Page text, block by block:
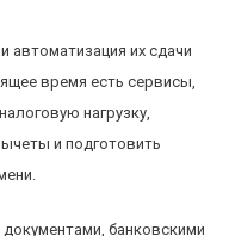
автоматизация их сдачи
время есть сервисы,
нагрузку,
и подготовить
банковскими